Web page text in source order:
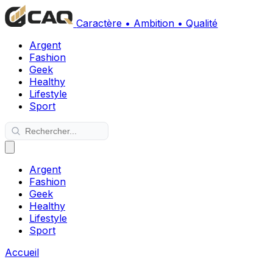
Caractère • Ambition • Qualité
Argent
Fashion
Geek
Healthy
Lifestyle
Sport
Argent
Fashion
Geek
Healthy
Lifestyle
Sport
Accueil